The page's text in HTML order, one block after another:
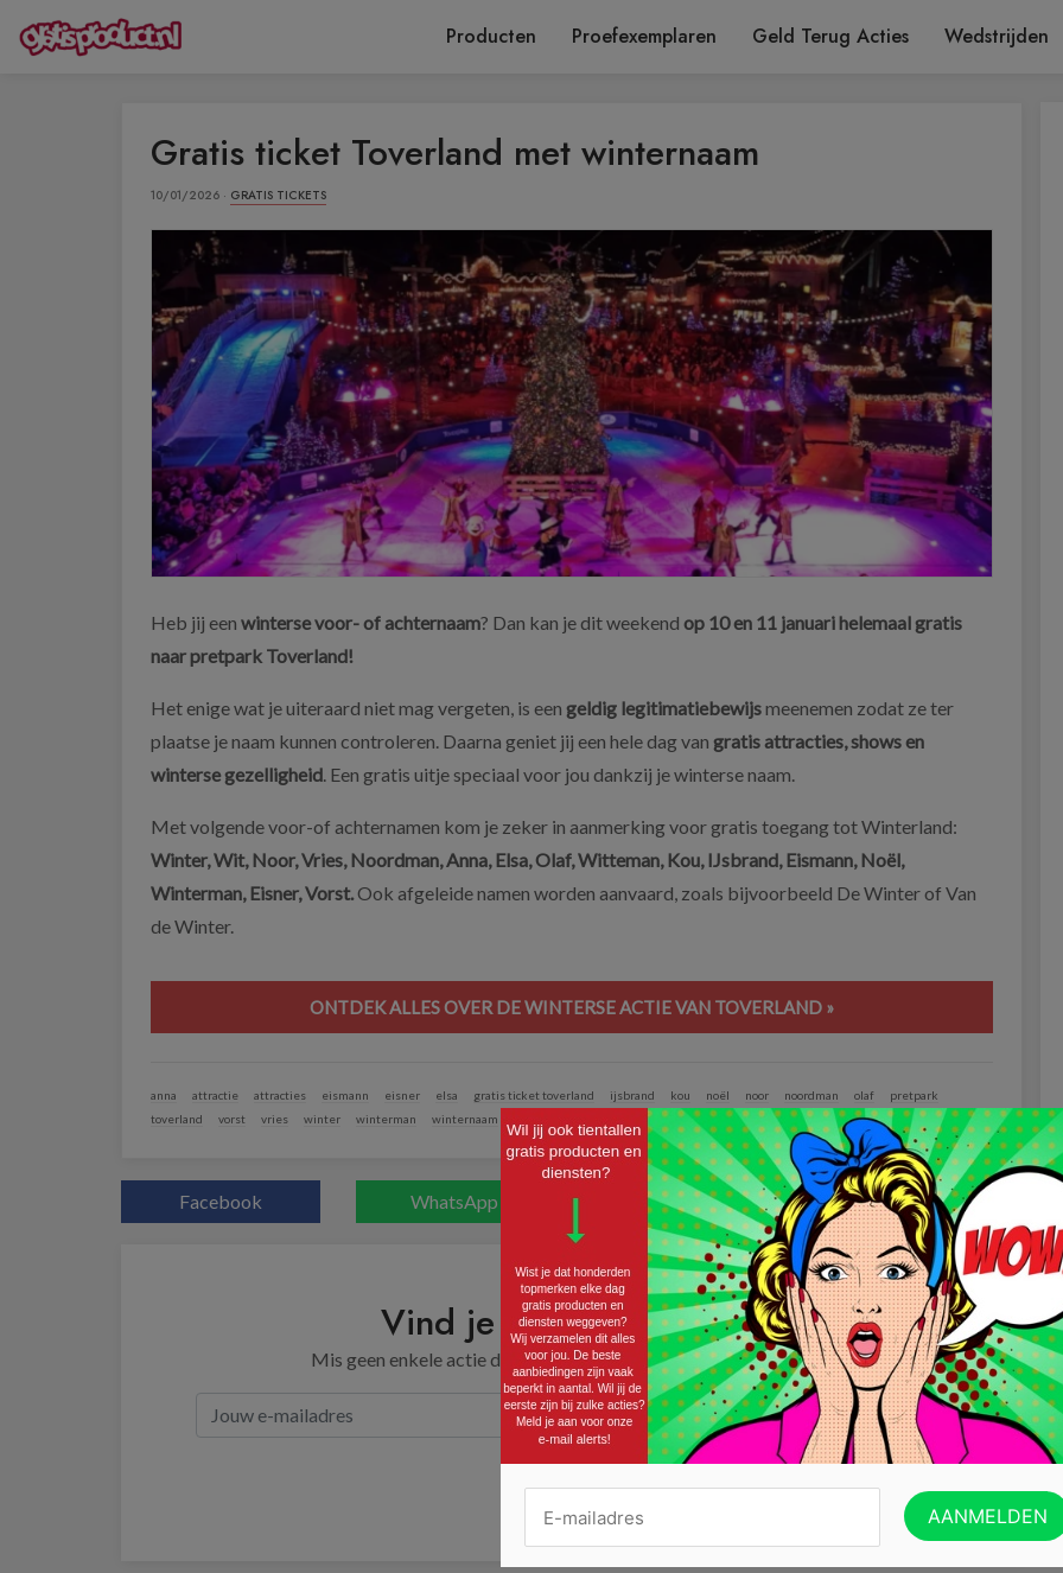
Producten Proefexemplaren Geld Terug Acties Wedstrijden
Gratis ticket Toverland met winternaam
10/01/2026 · GRATIS TICKETS
Heb jij een winterse voor- of achternaam? Dan kan je dit weekend op 10 en 11 januari helemaal gratis
naar pretpark Toverland!
Het enige wat je uiteraard niet mag vergeten, is een geldig legitimatiebewijsmeenemen zodat ze ter
plaatse je naam kunnen controleren. Daarna geniet jij een hele dag van gratis attracties, shows en
winterse gezelligheid . Een gratis uitje speciaal voor jou dankzij je winterse naam.
Met volgende voor-of achternamen kom je zeker in aanmerking voor gratis toegang tot Winterland:
Winter, Wit, Noor, Vries, Noordman, Anna, Elsa, Olaf, Witteman, Kou, IJsbrand, Eismann, Noël,
Winterman, Eisner, Vorst.Ook afgeleide namen worden aanvaard, zoals bijvoorbeeld De Winter of Van
de Winter.
ONTDEK ALLES OVER DE WINTERSE ACTIE VAN TOVERLAND »
anna attractie attracties eismann eisner elsa gratis ticket toverland ijsbrand kou noël noor noordman olaf
pretpark
toverland
vorst vries winter winterman winternaam
Facebook WhatsApp Twitter Email
Vind je deze actie leuk?
Mis geen enkele actie door je in te schrijven op onze nieuwsbrief!